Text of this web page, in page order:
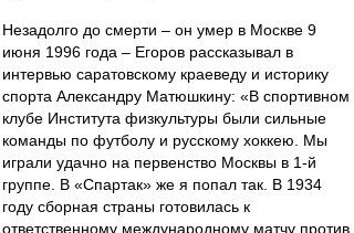
Незадолго до смерти – он умер в Москве 9
июня 1996 года – Егоров рассказывал в
интервью саратовскому краеведу и историку
спорта Александру Матюшкину: «В спортивном
клубе Института физкультуры были сильные
команды по футболу и русскому хоккею. Мы
играли удачно на первенство Москвы в 1-й
группе. В «Спартак» же я попал так. В 1934
году сборная страны готовилась к
ответственному международному матчу против